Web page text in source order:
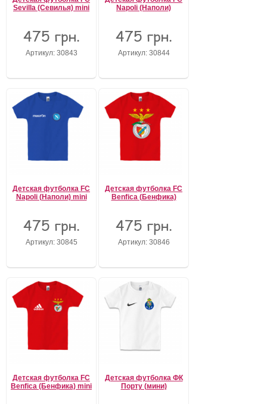
Sevilla (Севилья) mini
475 грн.
Артикул: 30843
Napoli (Наполи)
475 грн.
Артикул: 30844
Детская футболка FC
Napoli (Наполи) mini
475 грн.
Артикул: 30845
Детская футболка FC
Benfica (Бенфика)
475 грн.
Артикул: 30846
Детская футболка FC
Benfica (Бенфика) mini
Детская футболка ФК
Порту (мини)